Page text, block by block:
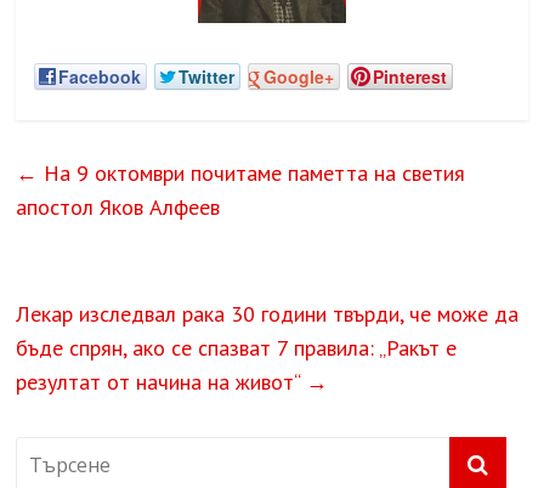
Facebook Twitter Google+ Pinterest
← На 9 октомври почитаме паметта на светия
апостол Яков Алфеев
Лекар изследвал рака 30 години твърди, че може да
бъде спрян, ако се спазват 7 правила: „Ракът е
резултат от начина на живот“ →